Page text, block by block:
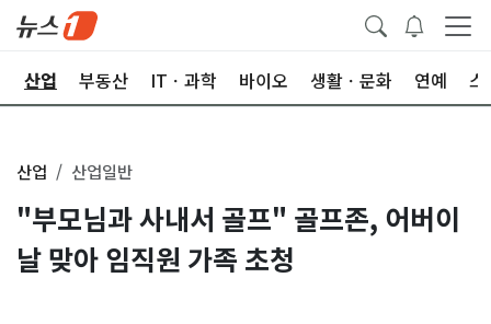
산업 부동산 ITㆍ과학 바이오 생활ㆍ문화 연예 스
산업 산업일반
"부모님과 사내서 골프" 골프존, 어버이
날 맞아 임직원 가족 초청